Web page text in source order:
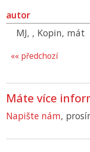
autor
MJ, , Kopin, mát
«« předchozí
Máte více
Napište nám,